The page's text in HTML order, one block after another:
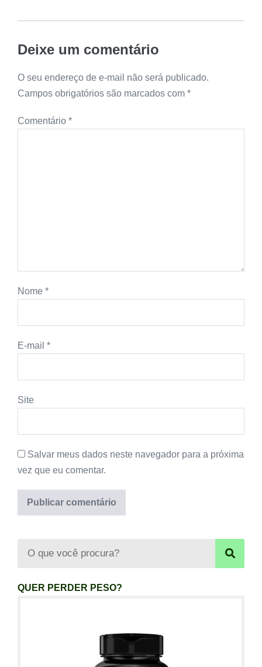
Deixe um comentário
O seu endereço de e-mail não será publicado.
Campos obrigatórios são marcados com *
Comentário *
Nome *
E-mail *
Site
Salvar meus dados neste navegador para a próxima
vez que eu comentar.
QUER PERDER PESO?